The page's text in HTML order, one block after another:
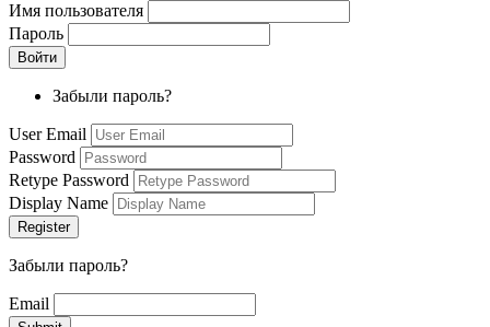
Имя пользователя
Пароль
Забыли пароль?
User Email
Password
Retype Password
Display Name
Забыли пароль?
Email